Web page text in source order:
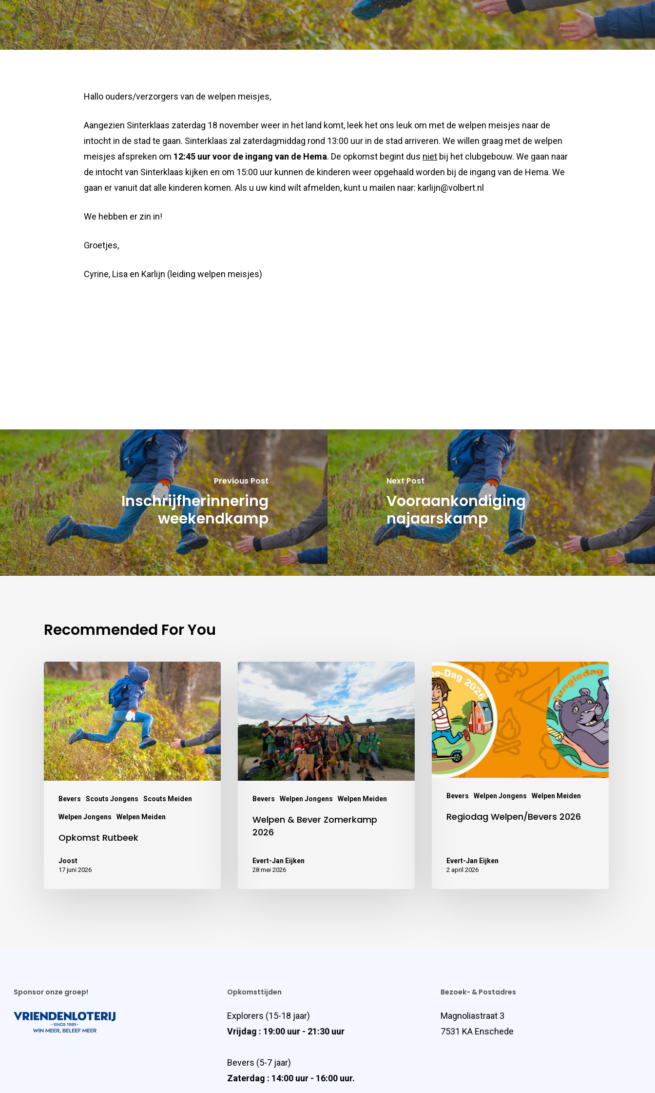
Hallo ouders/verzorgers van de welpen meisjes,
Aangezien Sinterklaas zaterdag 18 november weer in het land komt, leek het ons leuk om met de welpen meisjes naar de
intocht in de stad te gaan. Sinterklaas zal zaterdagmiddag rond 13:00 uur in de stad arriveren. We willen graag met de welpen
meisjes afspreken om 12:45 uur voor de ingang van de Hema. De opkomst begint dus niet bij het clubgebouw. We gaan naar
de intocht van Sinterklaas kijken en om 15:00 uur kunnen de kinderen weer opgehaald worden bij de ingang van de Hema. We
gaan er vanuit dat alle kinderen komen. Als u uw kind wilt afmelden, kunt u mailen naar: karlijn@volbert.nl
We hebben er zin in!
Groetjes,
Cyrine, Lisa en Karlijn (leiding welpen meisjes)
Previous Post
Inschrijfherinnering
weekendkamp
Next Post
Vooraankondiging
najaarskamp
Recommended For You
Bevers Scouts Jongens Scouts Meiden
Welpen Jongens Welpen Meiden
Opkomst Rutbeek
Joost
17 juni 2026
Bevers Welpen Jongens Welpen Meiden
Welpen & Bever Zomerkamp
2026
Evert-Jan Eijken
28 mei 2026
Bevers Welpen Jongens Welpen Meiden
Regiodag Welpen/Bevers 2026
Evert-Jan Eijken
2 april 2026
Sponsor onze groep! Opkomsttijden
Explorers (15-18 jaar)
Vrijdag : 19:00 uur - 21:30 uur
Bevers (5-7 jaar)
Zaterdag : 14:00 uur - 16:00 uur.
Bezoek- & Postadres
Magnoliastraat 3
7531 KA Enschede